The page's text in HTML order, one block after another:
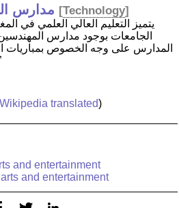
مدارس [Technology]
الجامعات بوجود مدارس
المدارس على وجه الخصوص بمباريات
Wikipedia translated)
and entertainment
and entertainment